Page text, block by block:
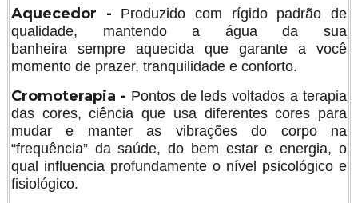
Aquecedor - Produzido com rígido padrão de
qualidade, mantendo a água da sua
banheira sempre aquecida que garante a você
momento de prazer, tranquilidade e conforto.
Cromoterapia - Pontos de leds voltados a terapia
das cores, ciência que usa diferentes cores para
mudar e manter as vibrações do corpo na
“frequência” da saúde, do bem estar e energia, o
qual influencia profundamente o nível psicológico e
fisiológico.